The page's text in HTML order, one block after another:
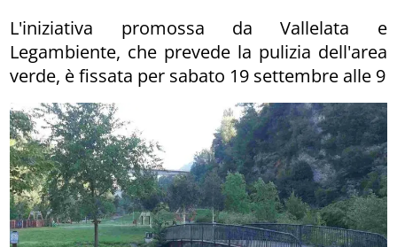
L'iniziativa promossa da Vallelata e
Legambiente, che prevede la pulizia dell'area
verde, è fissata per sabato 19 settembre alle 9